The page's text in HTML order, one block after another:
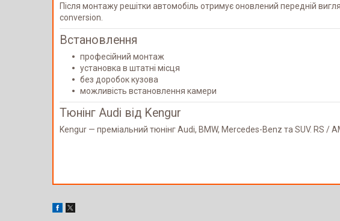
Після монтажу решітки автомобіль отримує оновлений передній
conversion.
Встановлення
професійний монтаж
установка в штатні місця
без доробок кузова
можливість встановлення камери
Тюнінг Audi від Kengur
Kengur — преміальний тюнінг Audi, BMW, Mercedes-Benz та SUV. RS /